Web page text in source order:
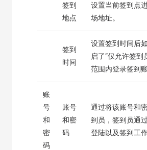
签到
地点
设置当前签到点
场地址。
签到
时间
设置签到时间后
启了“仅允许签到
范围内登录签到
账
号
和
密
码
账号
和密
码
通过将该账号和
到员，签到员通
登陆以及签到工作